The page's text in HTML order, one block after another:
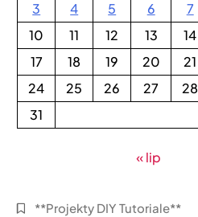
3 4 5 6 7
10
11 12 13 14
17
18 19 20 21
24
25 26 27 28
31
« lip
**Projekty DIY Tutoriale**